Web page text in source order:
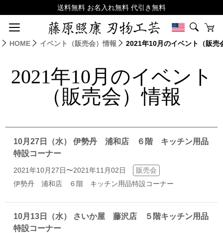
HOME イベント（販売会）情報 2021年10月のイベント（販売
2021年10月のイベント
（販売会）情報
10月27日（水） 伊勢丹 浦和店 ６階 キッチン用品
特設コーナー
2021年10月27日〜2021年11月02日
販売会
伊勢丹 浦和店 ６階 キッチン用品特設コーナー
10月13日（水） さいか屋 藤沢店 ５階キッチン用品
特設コーナー